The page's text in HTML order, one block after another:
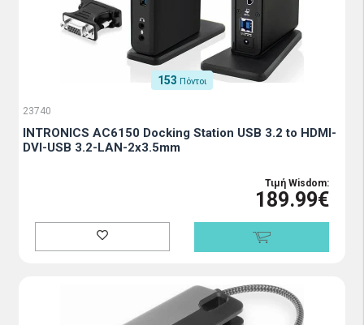
153 Πόντοι
23740
INTRONICS AC6150 Docking Station USB 3.2 to HDMI-
DVI-USB 3.2-LAN-2x3.5mm
Τιμή Wisdom:
189.99€